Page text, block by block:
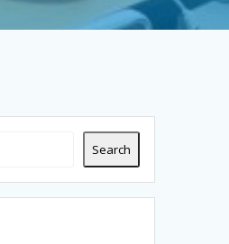
Search